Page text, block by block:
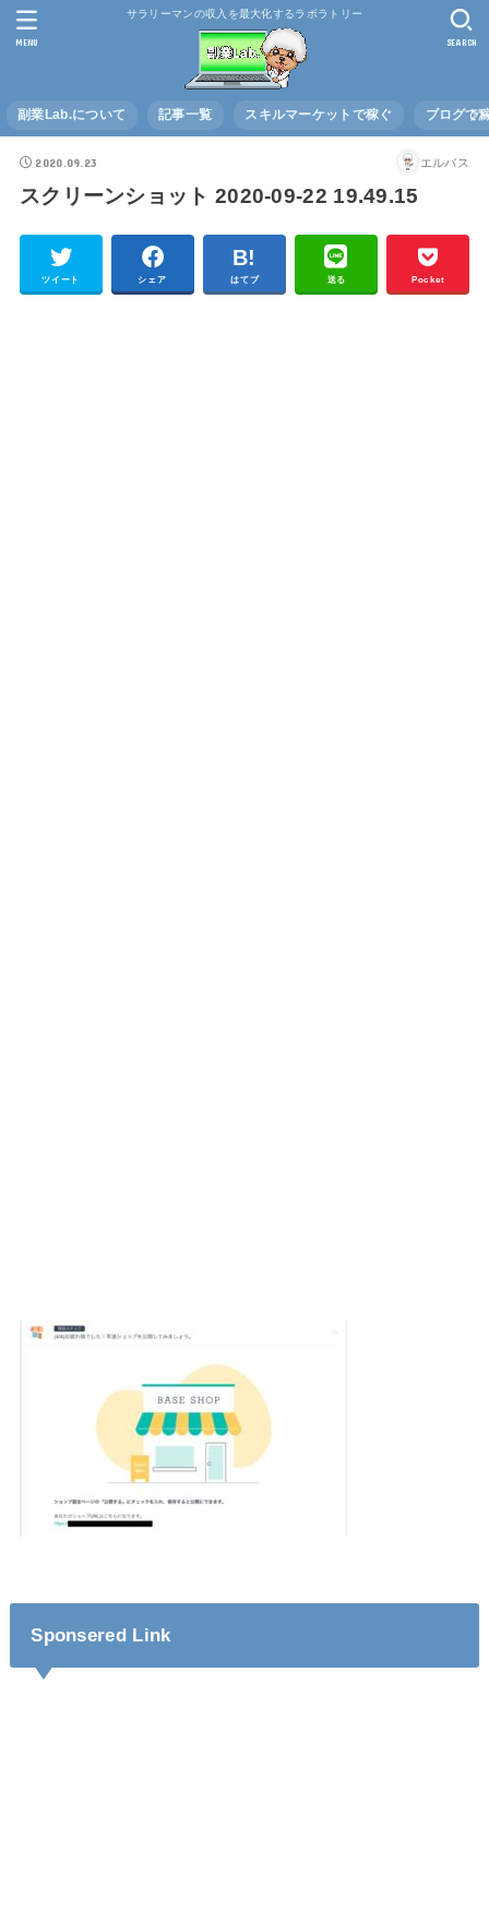
サラリーマンの収入を最大化するラボラトリー
副業Lab.について 記事一覧 スキルマーケットで稼ぐ ブログで
SEARCH
MENU
2020.09.23 エルバス
スクリーンショット 2020-09-22 19.49.15
ツイート シェア はてブ 送る Pocket
Sponsered Link